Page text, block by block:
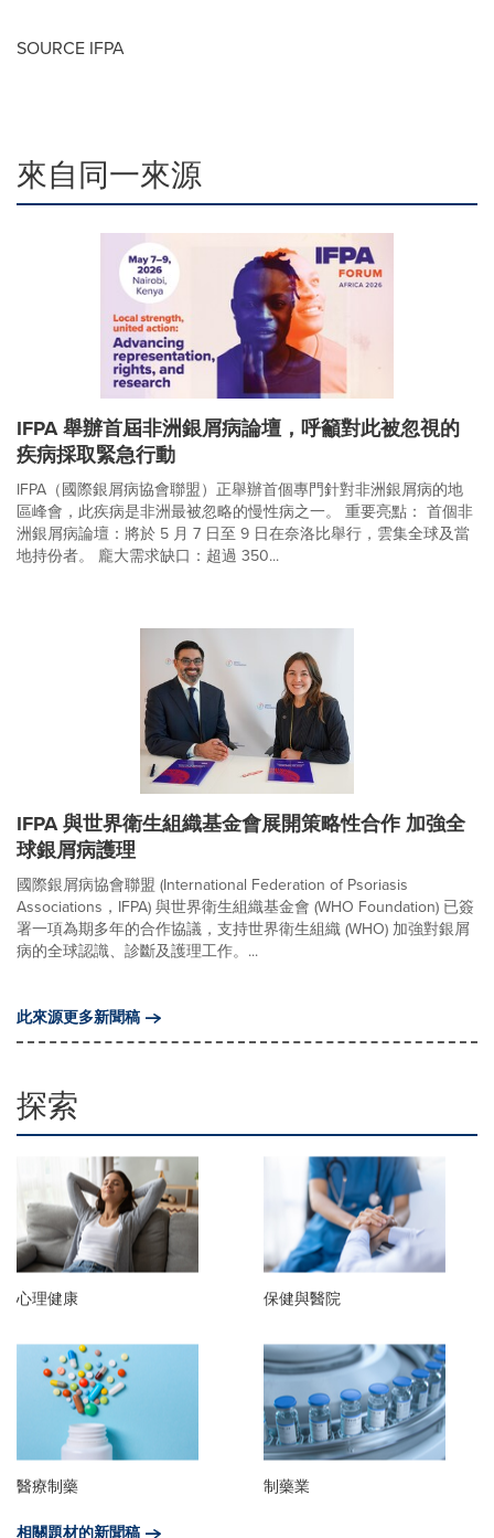
SOURCE IFPA
來自同一來源
IFPA 舉辦首屆非洲銀屑病論壇，呼籲對此被忽視的
疾病採取緊急行動
IFPA（國際銀屑病協會聯盟）正舉辦首個專門針對非洲銀屑病的地
區峰會，此疾病是非洲最被忽略的慢性病之一。 重要亮點： 首個非
洲銀屑病論壇：將於 5 月 7 日至 9 日在奈洛比舉行，雲集全球及當
地持份者。 龐大需求缺口：超過 350...
IFPA 與世界衛生組織基金會展開策略性合作 加強全
球銀屑病護理
國際銀屑病協會聯盟 (International Federation of Psoriasis
Associations，IFPA) 與世界衛生組織基金會 (WHO Foundation) 已簽
署一項為期多年的合作協議，支持世界衛生組織 (WHO) 加強對銀屑
病的全球認識、診斷及護理工作。...
此來源更多新聞稿
探索
心理健康 保健與醫院
醫療制藥
制藥業
相關題材的新聞稿